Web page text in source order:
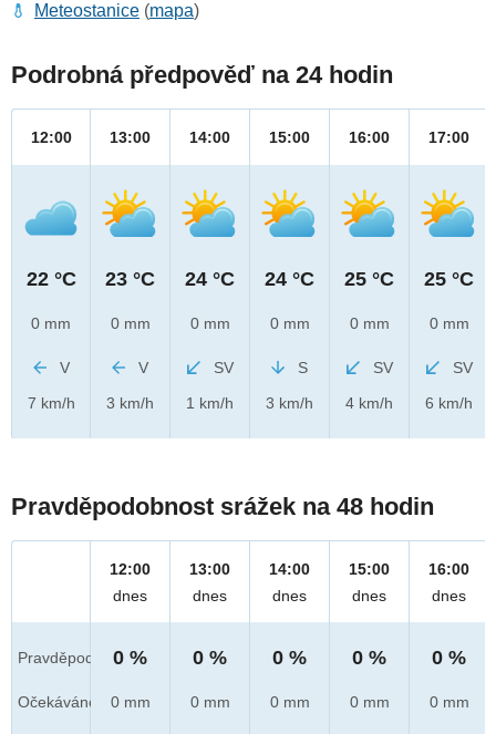
Meteostanice (mapa)
Podrobná předpověď na 24 hodin
12:00
22 °C
0 mm
V
7 km/h
13:00
23 °C
0 mm
V
3 km/h
14:00
24 °C
0 mm
SV
1 km/h
15:00
24 °C
0 mm
S
3 km/h
16:00
25 °C
0 mm
SV
4 km/h
17:00
25 °C
0 mm
SV
6 km/h
Pravděpodobnost srážek na 48 hodin
Pravděpod.
Očekáváno
12:00
dnes
0 %
0 mm
13:00
dnes
0 %
0 mm
14:00
dnes
0 %
0 mm
15:00
dnes
0 %
0 mm
16:00
dnes
0 %
0 mm